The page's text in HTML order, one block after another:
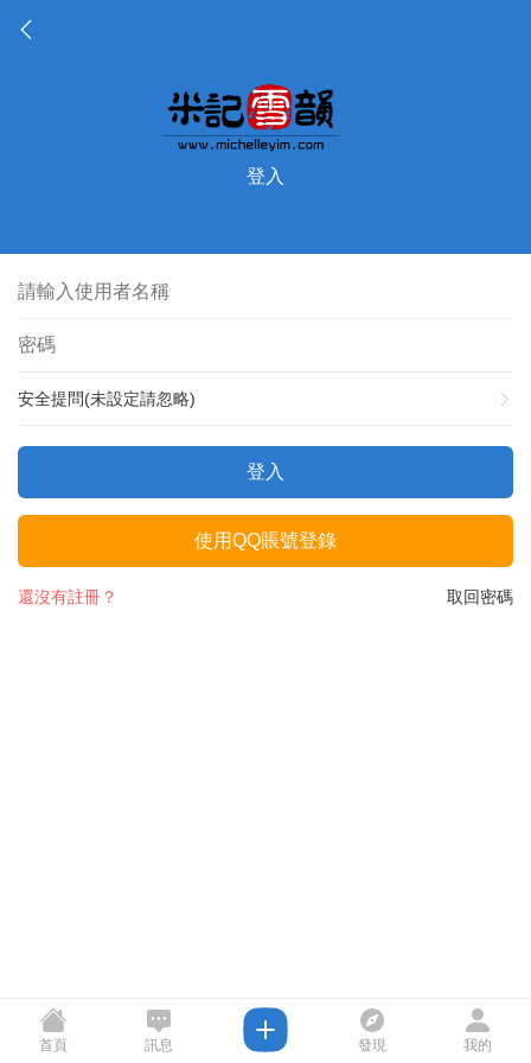
登入
安全提問(未設定請忽略)
登入
使用QQ賬號登錄
取回密碼
還沒有註冊？
首頁 訊息 發現 我的